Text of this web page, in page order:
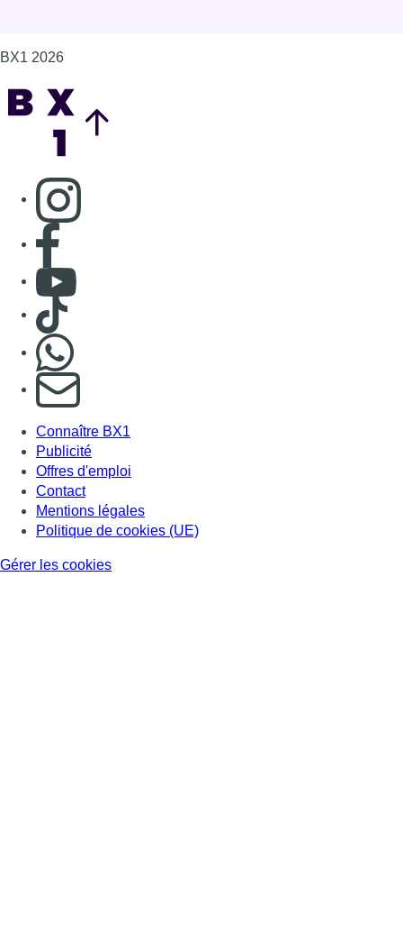
BX1 2026
Consulter page Instagram
Consulter page Facebook
Consulter Youtube
Consulter TikTok
S'abonner à notre newsletter
Connaître BX1
Publicité
Offres d'emploi
Contact
Mentions légales
Politique de cookies (UE)
Gérer les cookies